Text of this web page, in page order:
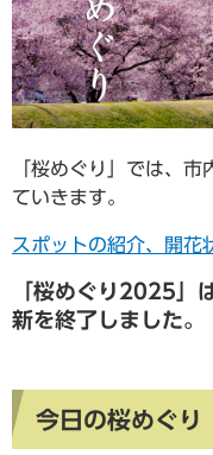
「桜めぐり」では、
ていきます。
スポットの紹介、開花
「桜めぐり2025」
新を終了しました。
今日の桜めぐり